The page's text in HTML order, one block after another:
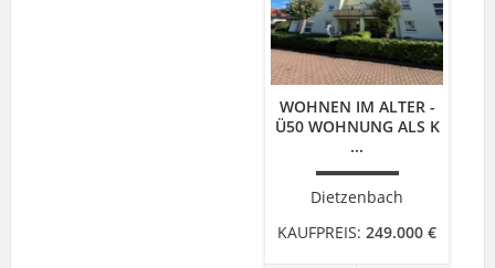
WOHNEN IM ALTER -
Ü50 WOHNUNG ALS K
...
Dietzenbach
KAUFPREIS: 249.000 €